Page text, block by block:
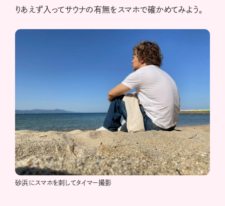
りあえず入ってサウナの有無をスマホで確かめてみよう。
砂浜にスマホを刺してタイマー撮影